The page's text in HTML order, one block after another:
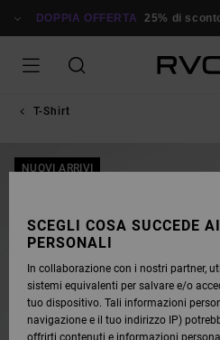
ALLE DOPPIA OFFERTA 25% di sconto
T-Shirt
NUOVI ARRIVI
SCEGLI COSA SUCCEDE
PERSONALI
In collaborazione con i nostri partner,
sistemi equivalenti per salvare e/o
tuo dispositivo. Tali informazioni
navigazione e il tuo indirizzo IP)
offrirti contenuti e informazioni